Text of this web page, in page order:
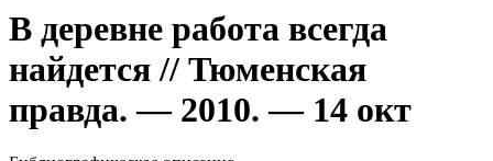
В деревне работа всегда
найдется // Тюменская
правда. — 2010. — 14 окт